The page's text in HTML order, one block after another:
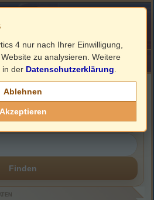
& DVD Infos
Finden
4 nur nach Ihrer Einwilligung,
zu analysieren. Weitere
in der Datenschutzerklärung
Ablehnen
Akzeptieren